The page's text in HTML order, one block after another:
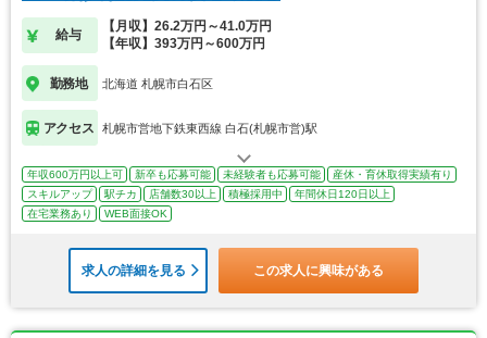
給与
【月収】26.2万円～41.0万円
【年収】393万円～600万円
勤務地 北海道 札幌市白石区
アクセス 札幌市営地下鉄東西線 白石(札幌市営)駅
年収600万円以上可 新卒も応募可能 未経験者も応募可能
産休・育休取得実績有り
スキルアップ
駅チカ 店舗数30以上 積極採用中
年間休日120日以上
在宅業務あり
WEB面接OK
求人の詳細を見る この求人に興味がある